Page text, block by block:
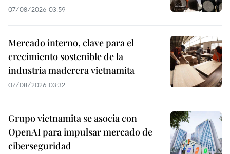
07/08/2026 03:59
Mercado interno, clave para el
crecimiento sostenible de la
industria maderera vietnamita
07/08/2026 03:32
Grupo vietnamita se asocia con
OpenAI para impulsar mercado de
ciberseguridad